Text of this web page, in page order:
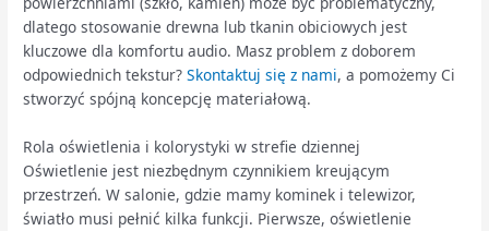
dlatego stosowanie drewna lub tkanin obiciowych jest
kluczowe dla komfortu audio. Masz problem z doborem
odpowiednich tekstur?Skontaktuj się z nami, a pomożemy Ci
stworzyć spójną koncepcję materiałową.
Rola oświetlenia i kolorystyki w strefie dziennej
Oświetlenie jest niezbędnym czynnikiem kreującym
przestrzeń. W salonie, gdzie mamy kominek i telewizor,
światło musi pełnić kilka funkcji. Pierwsze, oświetlenie